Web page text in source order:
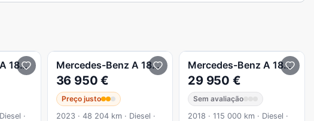
A 180 Black edition
·
Mercedes-Benz A 180 d AMG Line Aut.
36 950 €
Preço justo
2023 · 48 204 km · Diesel ·
Mercedes-Benz A 180 d
29 950 €
Sem avaliação
2018 · 115 000 km · Diesel ·